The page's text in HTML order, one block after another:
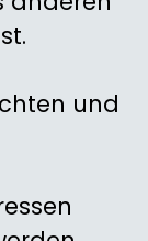
und